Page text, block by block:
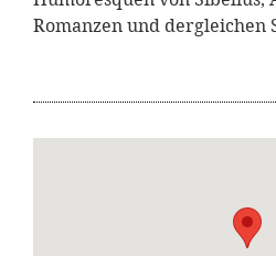
Romanzen und dergleichen